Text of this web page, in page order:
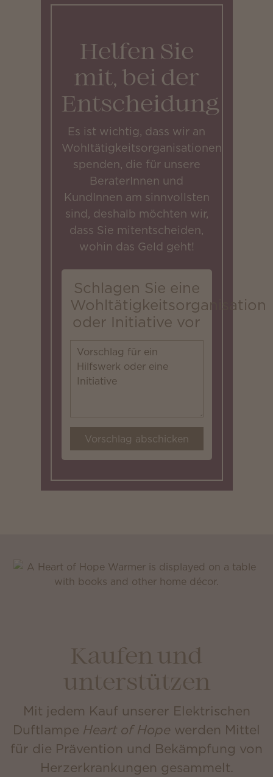
Helfen Sie
mit, bei der
Entscheidung
Es ist wichtig, dass wir an
Wohltätigkeitsorganisationen
spenden, die für unsere
BeraterInnen und
KundInnen am sinnvollsten
sind, deshalb möchten wir,
dass Sie mitentscheiden,
wohin das Geld geht!
Schlagen Sie eine
Wohltätigkeitsorganisation
oder Initiative vor
Vorschlag abschicken
Kaufen und
unterstützen
Mit jedem Kauf unserer Elektrischen
Duftlampe Heart of Hope werden Mittel
für die Prävention und Bekämpfung von
Herzerkrankungen gesammelt.